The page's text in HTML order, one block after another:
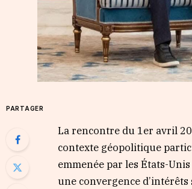
PARTAGER
La rencontre du 1er avril
contexte géopolitique
emmenée par les États-
une convergence